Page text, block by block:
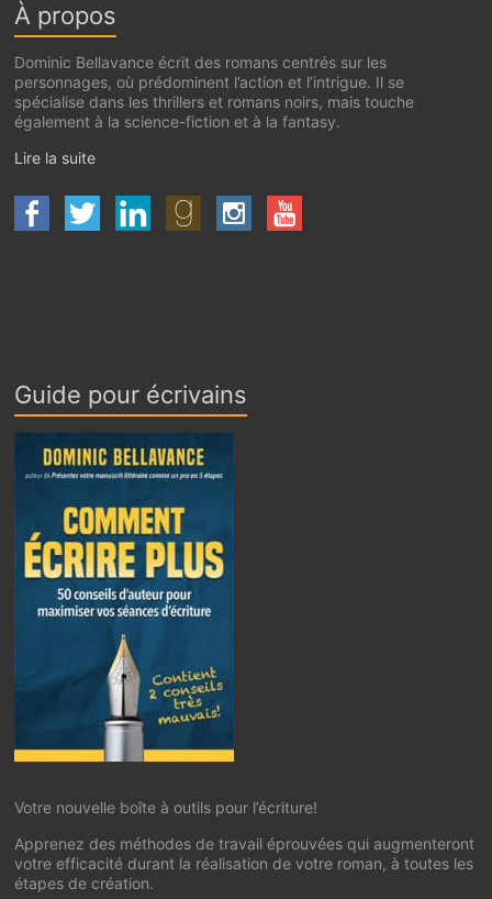
À propos
Dominic Bellavance écrit des romans centrés sur les
personnages, où prédominent l’action et l’intrigue. Il se
spécialise dans les thrillers et romans noirs, mais touche
également à la science-fiction et à la fantasy.
Lire la suite
Guide pour écrivains
Votre nouvelle boîte à outils pour l’écriture!
Apprenez des méthodes de travail éprouvées qui augmenteront
votre efficacité durant la réalisation de votre roman, à toutes les
étapes de création.